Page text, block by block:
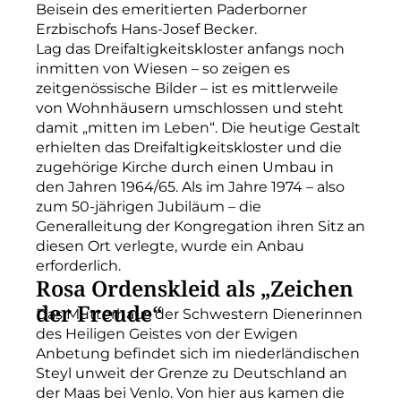
Beisein des emeritierten Paderborner
Erzbischofs Hans-Josef Becker.
Lag das Dreifaltigkeitskloster anfangs noch
inmitten von Wiesen – so zeigen es
zeitgenössische Bilder – ist es mittlerweile
von Wohnhäusern umschlossen und steht
damit „mitten im Leben“. Die heutige Gestalt
erhielten das Dreifaltigkeitskloster und die
zugehörige Kirche durch einen Umbau in
den Jahren 1964/65. Als im Jahre 1974 – also
zum 50-jährigen Jubiläum – die
Generalleitung der Kongregation ihren Sitz an
diesen Ort verlegte, wurde ein Anbau
erforderlich.
Rosa Ordenskleid als „Zeichen
der Freude“
Das Mutterhaus der Schwestern Dienerinnen
des Heiligen Geistes von der Ewigen
Anbetung befindet sich im niederländischen
Steyl unweit der Grenze zu Deutschland an
der Maas bei Venlo. Von hier aus kamen die